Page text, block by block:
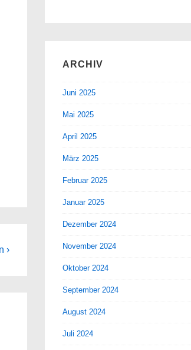
›
ARCHIV
Juni 2025
Mai 2025
April 2025
März 2025
Februar 2025
Januar 2025
Dezember 2024
November 2024
Oktober 2024
September 2024
August 2024
Juli 2024